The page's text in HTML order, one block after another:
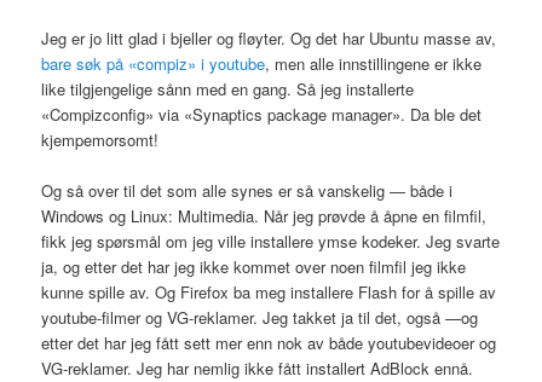
Jeg er jo litt glad i bjeller og fløyter. Og det har Ubuntu masse av,
bare søk på «compiz» i youtube, men alle innstillingene er ikke
like tilgjengelige sånn med en gang. Så jeg installerte
«Compizconfig» via «Synaptics package manager». Da ble det
kjempemorsomt!
Og så over til det som alle synes er så vanskelig — både i
Windows og Linux: Multimedia. Når jeg prøvde å åpne en filmfil,
fikk jeg spørsmål om jeg ville installere ymse kodeker. Jeg svarte
ja, og etter det har jeg ikke kommet over noen filmfil jeg ikke
kunne spille av. Og Firefox ba meg installere Flash for å spille av
youtube-filmer og VG-reklamer. Jeg takket ja til det, også —og
etter det har jeg fått sett mer enn nok av både youtubevideoer og
VG-reklamer. Jeg har nemlig ikke fått installert AdBlock ennå.